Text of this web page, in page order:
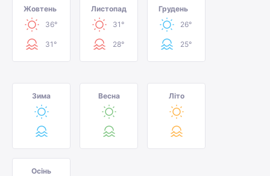
Жовтень
36°
31°
Листопад
31°
28°
Грудень
26°
25°
Зима Весна Літо
Осінь